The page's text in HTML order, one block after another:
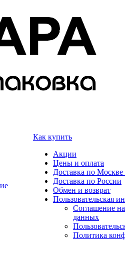
Как купить
Акции
Цены и оплата
Доставка по Москве
Доставка по России
Обмен и возврат
Пользовательская
Соглашение
данных
Политика